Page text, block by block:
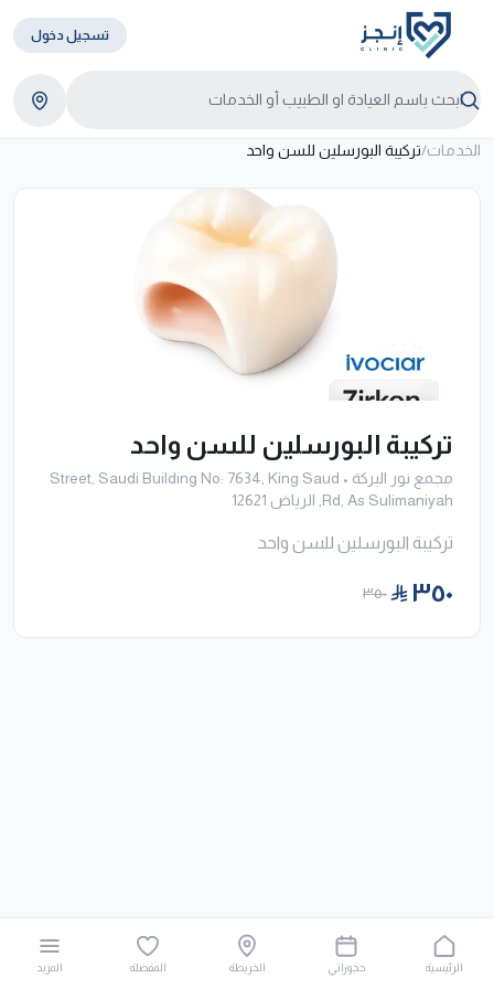
تسجيل دخول
الخدمات/تركيبة البورسلين للسن واحد
تركيبة البورسلين للسن واحد
مجمع نور البركة •
Street, Saudi Building No: 7634, King Saud
Rd, As Sulimaniyah, الرياض 12621
تركيبة البورسلين للسن واحد
٣٥٠ ٣٥٠
الرئيسية حجوزاتي الخريطة المفضلة المزيد